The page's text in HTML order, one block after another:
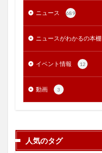
ニュース 689
ニュースがわかるの本棚
イベント情報 12
動画 3
人気のタグ